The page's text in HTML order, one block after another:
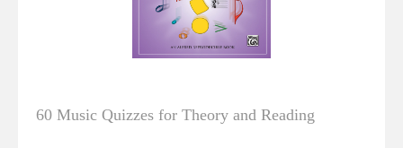
60 Music Quizzes for Theory and Reading